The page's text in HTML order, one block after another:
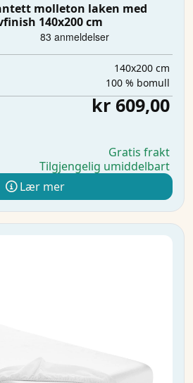
molleton laken med
140x200 cm
140x200 cm
100 % bomull
kr 609,00
Gratis frakt
Tilgjengelig umiddelbart
Lær mer